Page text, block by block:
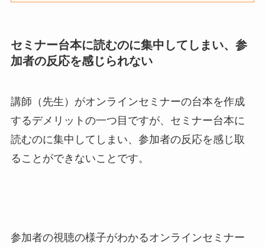
セミナー台本に読むのに集中してしまい、参
加者の反応を感じられない
講師（先生）がオンラインセミナーの台本を作成
するデメリットの一つ目ですが、セミナー台本に
読むのに集中してしまい、参加者の反応を感じ取
ることができないことです。
参加者の視聴の様子がわかるオンラインセミナー